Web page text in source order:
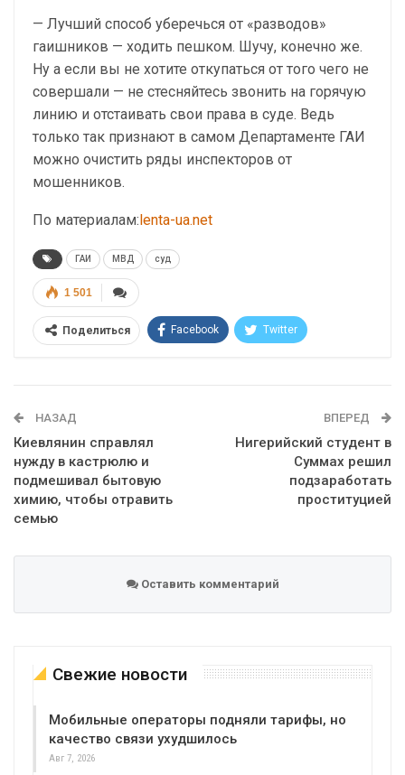
— Лучший способ уберечься от «разводов»
гаишников — ходить пешком. Шучу, конечно же.
Ну а если вы не хотите откупаться от того чего не
совершали — не стесняйтесь звонить на горячую
линию и отстаивать свои права в суде. Ведь
только так признают в самом Департаменте ГАИ
можно очистить ряды инспекторов от
мошенников.
По материалам:lenta-ua.net
ГАИ МВД суд
1 501
Поделиться Facebook Twitter
НАЗАД
Киевлянин справлял
нужду в кастрюлю и
подмешивал бытовую
химию, чтобы отравить
семью
ВПЕРЕД
Нигерийский студент в
Суммах решил
подзаработать
проституцией
Оставить комментарий
Свежие новости
Мобильные операторы подняли тарифы, но
качество связи ухудшилось
Авг 7, 2026